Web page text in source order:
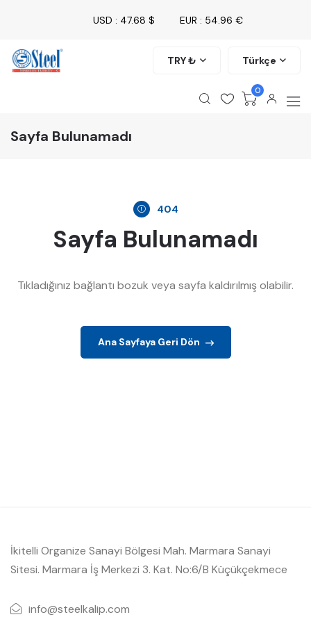
USD : 47.68 $ EUR : 54.96 €
TRY ₺ Türkçe
0
Sayfa Bulunamadı
404
Sayfa Bulunamadı
Tıkladığınız bağlantı bozuk veya sayfa kaldırılmış olabilir.
Ana Sayfaya Geri Dön
İkitelli Organize Sanayi Bölgesi Mah. Marmara Sanayi
Sitesi. Marmara İş Merkezi 3. Kat. No:6/B Küçükçekmece
info@steelkalip.com